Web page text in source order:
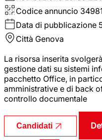
Codice annuncio
Data di pubblicazione
Città Genova
La risorsa inserita
gestione dati su sistemi
pacchetto Office, in
amministrative e di back
controllo documentale
Candidati